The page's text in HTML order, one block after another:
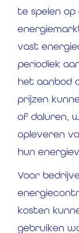
te spelen
vast
periodiek
het aanbod
prijzen
of daluren,
opleveren
hun
Voor
kosten
gebruiken